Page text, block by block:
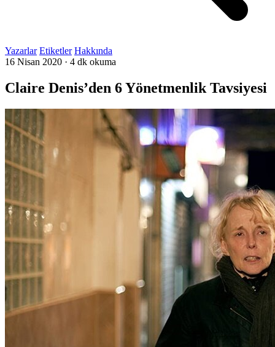
Yazarlar Etiketler Hakkında
16 Nisan 2020 · 4 dk okuma
Claire Denis’den 6 Yönetmenlik Tavsiyesi